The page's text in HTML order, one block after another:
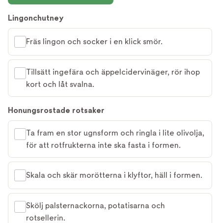
Lingonchutney
Fräs lingon och socker i en klick smör.
Tillsätt ingefära och äppelcidervinäger, rör ihop
kort och låt svalna.
Honungsrostade rotsaker
Ta fram en stor ugnsform och ringla i lite olivolja,
för att rotfrukterna inte ska fasta i formen.
Skala och skär morötterna i klyftor, häll i formen.
Skölj palsternackorna, potatisarna och
rotsellerin.